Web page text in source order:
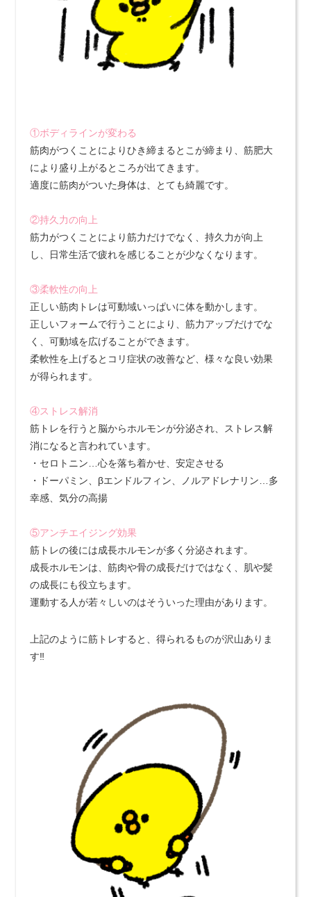
①ボディラインが変わる
筋肉がつくことによりひき締まるとこが締まり、筋肥大
により盛り上がるところが出てきます。
適度に筋肉がついた身体は、とても綺麗です。
②持久力の向上
筋力がつくことにより筋力だけでなく、持久力が向上
し、日常生活で疲れを感じることが少なくなります。
③柔軟性の向上
正しい筋肉トレは可動域いっぱいに体を動かします。
正しいフォームで行うことにより、筋力アップだけでな
く、可動域を広げることができます。
柔軟性を上げるとコリ症状の改善など、様々な良い効果
が得られます。
④ストレス解消
筋トレを行うと脳からホルモンが分泌され、ストレス解
消になると言われています。
・セロトニン…心を落ち着かせ、安定させる
・ドーパミン、βエンドルフィン、ノルアドレナリン…多
幸感、気分の高揚
⑤アンチエイジング効果
筋トレの後には成長ホルモンが多く分泌されます。
成長ホルモンは、筋肉や骨の成長だけではなく、肌や髪
の成長にも役立ちます。
運動する人が若々しいのはそういった理由があります。
上記のように筋トレすると、得られるものが沢山ありま
す‼️